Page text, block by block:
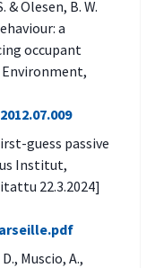
sosiaali‐ ja
vaikutus
& Olesen, B. W.
a
occupant
Environment,
guess passive
Institut,
22.3.2024]
Muscio, A.,